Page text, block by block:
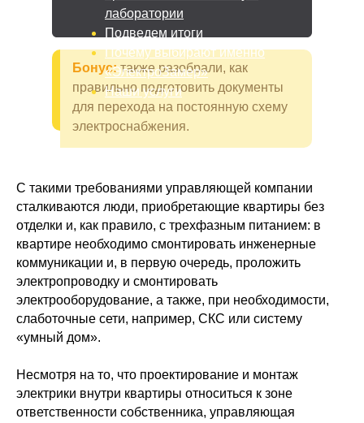
Бонус:также разобрали, как
правильно подготовить документы
для перехода на постоянную схему
электроснабжения.
лаборатории
Подведем итоги
Почему выбирают именно
«ЭлектроЗамер»
Наши услуги
С такими требованиями управляющей компании
сталкиваются люди, приобретающие квартиры без
отделки и, как правило, с трехфазным питанием: в
квартире необходимо смонтировать инженерные
коммуникации и, в первую очередь, проложить
электропроводку и смонтировать
электрооборудование, а также, при необходимости,
слаботочные сети, например, СКС или систему
«умный дом».
Несмотря на то, что проектирование и монтаж
электрики внутри квартиры относиться к зоне
ответственности собственника, управляющая